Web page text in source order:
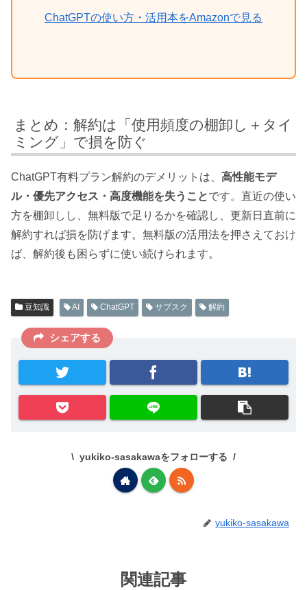
ChatGPTの使い方・活用本をAmazonで見る
まとめ：解約は「使用頻度の棚卸し＋タイ
ミング」で損を防ぐ
ChatGPT有料プラン解約のデメリットは、 高性能モデ
ル・優先アクセス・高度機能を失うことです。直近の使い
方を棚卸しし、無料版で足りるかを確認し、更新日直前に
解約すれば損を防げます。無料版の活用法を押さえておけ
ば、解約後も困らずに使い続けられます。
豆知識 AI ChatGPT サブスク 解約
シェアする
yukiko-sasakawaをフォローする
yukiko-sasakawa
関連記事